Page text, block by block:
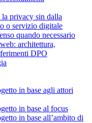
la privacy sin dalla
o servizio digitale
quando necessario
architettura,
DPO
in base agli attori
in base al focus
in base all’ambito di